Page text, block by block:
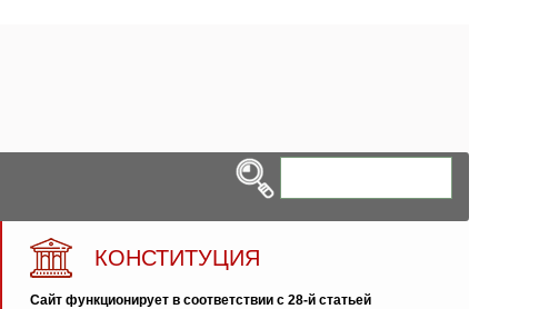
КОНСТИТУЦИЯ
Сайт функционирует в соответствии с 28-й статьей